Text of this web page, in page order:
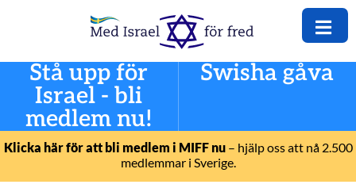
Stå upp för
Israel - bli
medlem nu!
Swisha gåva
Klicka här för att bli medlem i MIFF nu– hjälp oss att nå 2.500
medlemmar i Sverige.